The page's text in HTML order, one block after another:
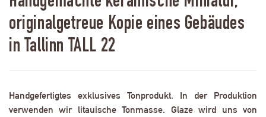
originalgetreue Kopie eines Gebäudes
in Tallinn TALL 22
Handgefertigtes exklusives Tonprodukt. In der Produktion
verwenden wir litauische Tonmasse. Glaze wird uns von